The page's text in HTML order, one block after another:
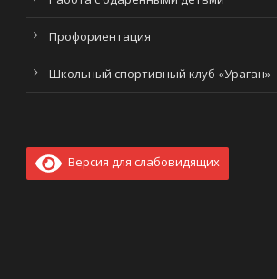
Профориентация
Школьный спортивный клуб «Ураган»
Версия для слабовидящих